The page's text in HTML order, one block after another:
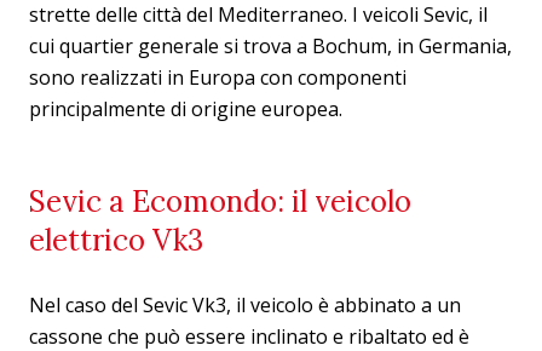
strette delle città del Mediterraneo. I veicoli Sevic, il
cui quartier generale si trova a Bochum, in Germania,
sono realizzati in Europa con componenti
principalmente di origine europea.
Sevic a Ecomondo: il veicolo
elettrico Vk3
Nel caso del Sevic Vk3, il veicolo è abbinato a un
cassone che può essere inclinato e ribaltato ed è